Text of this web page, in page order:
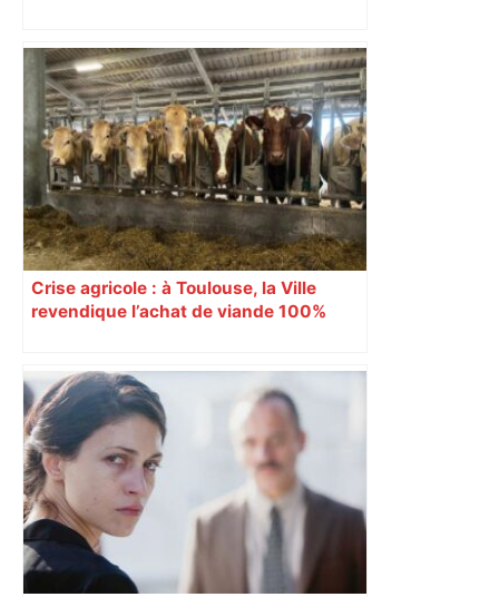
revendiquant surtout son art du jeu en
mouvement, vif et spectaculaire.
Décryptage. Série (4 / 10)
Crise agricole : à Toulouse, la Ville
revendique l’achat de viande 100%